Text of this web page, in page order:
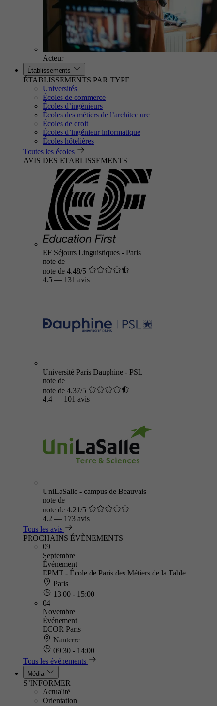
Acteur
Établissements
ÉTABLISSEMENTS PAR TYPE
Universités
Écoles de commerce
Écoles d’ingénieurs
Écoles des métiers de l’architecture
Écoles de droit
Écoles d’ingénieur informatique
Écoles hôtelières
Toutes les écoles
AVIS DES ÉTABLISSEMENTS
EF Séjours Linguistiques - Paris
note de
note de 4.48/5
4.5 — 131 avis
Université Paris Dauphine - PSL
note de
note de 4.37/5
4.4 — 101 avis
UniLaSalle - campus de Beauvais
note de
note de 4.21/5
4.2 — 173 avis
Tous les avis
PROCHAINS ÉVÈNEMENTS
09
Septembre
Événement
EPMT - École de Paris des Métiers de la Table
Paris
13:00 - 15:00
04
Novembre
Événement
ECOR Paris
Nanterre
09:30 - 14:00
Tous les événements
Média
S’INFORMER
Actualité
Orientation